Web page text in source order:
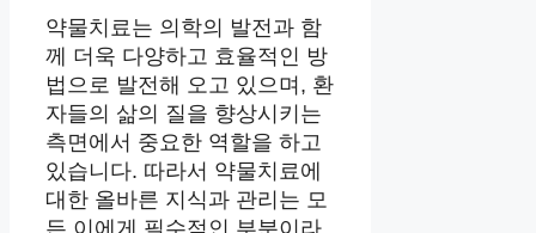
약물치료는 의학의 발전과 함
께 더욱 다양하고 효율적인 방
법으로 발전해 오고 있으며, 환
자들의 삶의 질을 향상시키는
측면에서 중요한 역할을 하고
있습니다. 따라서 약물치료에
대한 올바른 지식과 관리는 모
든 이에게 필수적인 부분이라